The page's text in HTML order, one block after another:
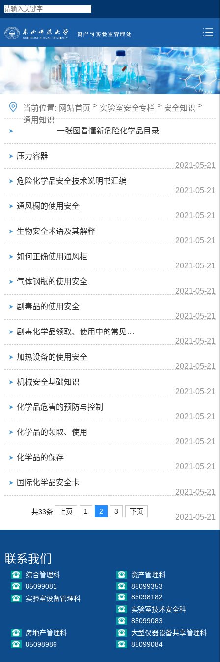
当前位置: 网站首页 > 实验室安全专栏 > 安全知识 >
通用知识
一张图看懂新危险化学品目录
2021-05-21
压力容器
2021-05-21
危险化学品安全技术说明书汇编
2021-05-21
通风橱的使用安全
2021-05-21
生物安全术语及其解释
2021-05-21
如何正确使用通风柜
2021-05-21
气体钢瓶的使用安全
2021-05-21
剧毒品的使用安全
2021-05-21
剧毒化学品领取、使用中的常见问题
2021-05-21
加热设备的使用安全
2021-05-21
机械安全基础知识
2021-05-21
化学品危害的预防与控制
2021-05-21
化学品的领取、使用
2021-05-21
化学品的保存
2021-05-21
国际化学品安全卡
2021-05-21
共33条 上页 1 2 3 下页
联系我们
综合管理科
85099081
资产管理科
85099353
实验室设备管理科
85098182
实验室技术安全科
85099083
房地产管理科
85098986
大型仪器设备共享管理科
85099084